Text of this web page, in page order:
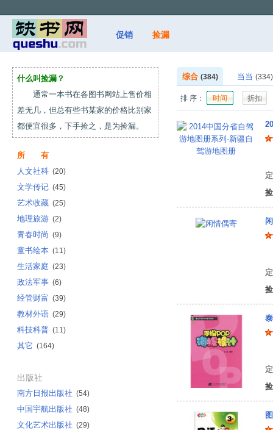
促销 捡漏
什么叫捡漏？
通常一本书在各图书网站上售价相
差无几，但总有些书某家的价格比别家
都便宜很多，下手捡之，是为捡漏。
所 有
人文社科 (20)
文学传记 (45)
艺术收藏 (25)
地理旅游 (2)
青春时尚 (9)
童书绘本 (11)
生活家庭 (23)
政法军事 (6)
经管财富 (39)
教材外语 (29)
科技科普 (11)
其它 (164)
出版社
南方日报出版社 (54)
中国宇航出版社 (48)
文化艺术出版社 (29)
综合 (384) 当当 (334)
排 序： 时间 折扣